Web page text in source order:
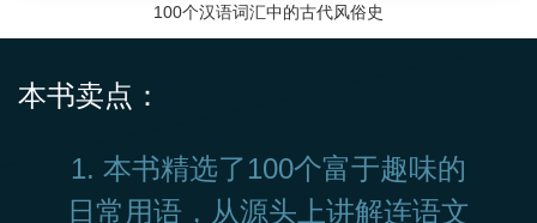
100个汉语词汇中的古代风俗史
本书卖点：
1. 本书精选了100个富于趣味的
日常用语，从源头上讲解连语文